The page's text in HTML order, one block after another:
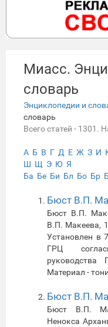
Миасс.
словарь
Энциклопедии и
словарь
Всего статей - 1301.
А Б В Г Д Е Ж З И
Ш Щ Э Ю Я
Ба Бе Би Бл Бо Бр
Бюст В.П.
Бюст В.П.
В.П. Макеева,
Установлен в
ГРЦ
Материал -
Бюст В.П.
Бюст В.П.
Ненокса